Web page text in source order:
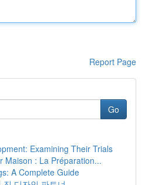
Report Page
Go
Examining Their Trials
Maison : La Préparation...
A Complete Guide